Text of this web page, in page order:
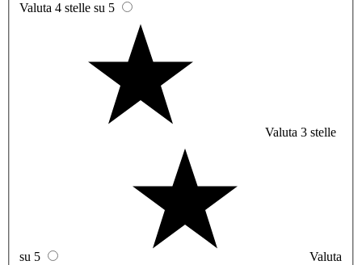
Valuta 4 stelle su 5
Valuta 3 stelle
su 5
Valuta